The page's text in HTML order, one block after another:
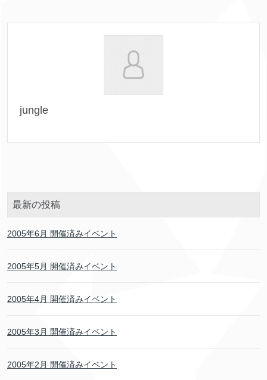
jungle
最新の投稿
2005年6月 開催済みイベント
2005年5月 開催済みイベント
2005年4月 開催済みイベント
2005年3月 開催済みイベント
2005年2月 開催済みイベント